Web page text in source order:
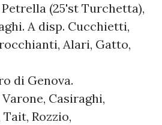
(25'st Turchetta),
A disp. Cucchietti,
Alari, Gatto,
di Genova.
Casiraghi,
Rozzio,